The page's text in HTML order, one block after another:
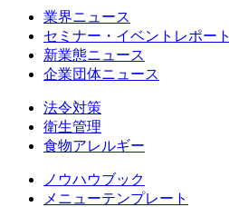
業界ニュース
セミナー・イベントレポート
新業態ニュース
企業団体ニュース
法令対策
衛生管理
食物アレルギー
ノウハウブック
メニューテンプレート